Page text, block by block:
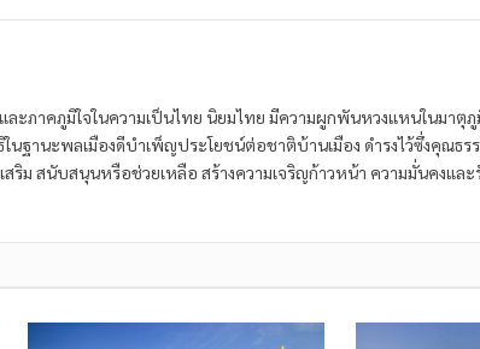
ละภาคภูมิใจในความเป็นไทย นิยมไทย มีความผูกพันหวงแหนในมาตุ
านะพลเมืองดีบำเพ็ญประโยชน์ต่อชาติบ้านเมือง ดำรงไว้ซึ่งคุณธร
ริม สนับสนุนหรือช่วยเหลือ สร้างความเจริญก้าวหน้า ความมั่นคงและ